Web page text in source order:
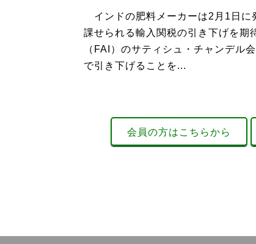
インドの肥料メーカーは2月1日に
課せられる輸入関税の引き下げを
（FAI）のサティシュ・チャンデル
で引き下げることを...
会員の方はこちらから